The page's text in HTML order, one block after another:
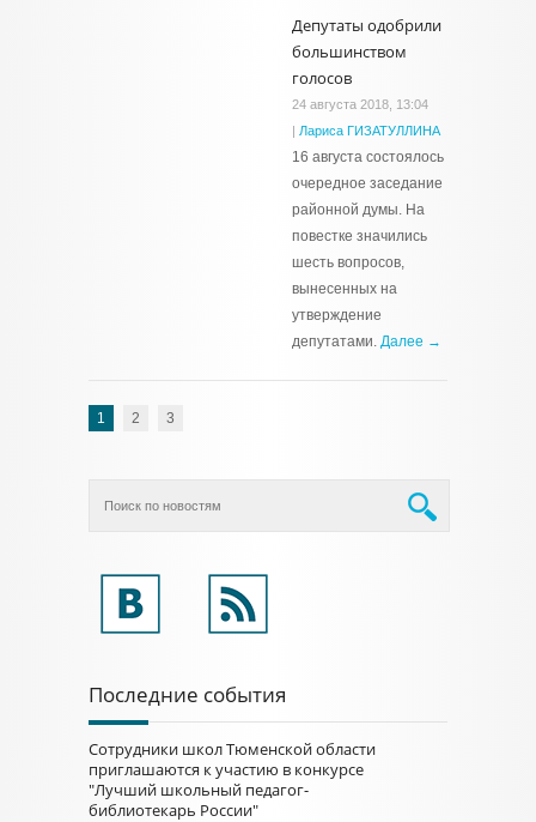
Депутаты одобрили
большинством
голосов
24 августа 2018, 13:04
| Лариса ГИЗАТУЛЛИНА
16 августа состоялось
очередное заседание
районной думы. На
повестке значились
шесть вопросов,
вынесенных на
утверждение
депутатами. Далее →
1 2 3
Последние события
Сотрудники школ Тюменской области
приглашаются к участию в конкурсе
"Лучший школьный педагог-
библиотекарь России"